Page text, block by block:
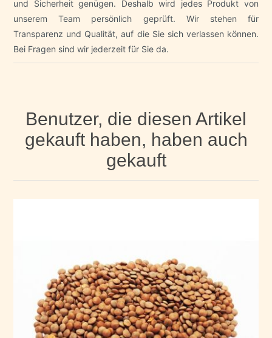
und Sicherheit genügen. Deshalb wird jedes Produkt von
unserem Team persönlich geprüft. Wir stehen für
Transparenz und Qualität, auf die Sie sich verlassen können.
Bei Fragen sind wir jederzeit für Sie da.
Benutzer, die diesen Artikel
gekauft haben, haben auch
gekauft